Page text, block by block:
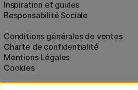
Inspiration et guides
Responsabilité Sociale
Conditions générales de ventes
Charte de confidentialité
Mentions Légales
Cookies